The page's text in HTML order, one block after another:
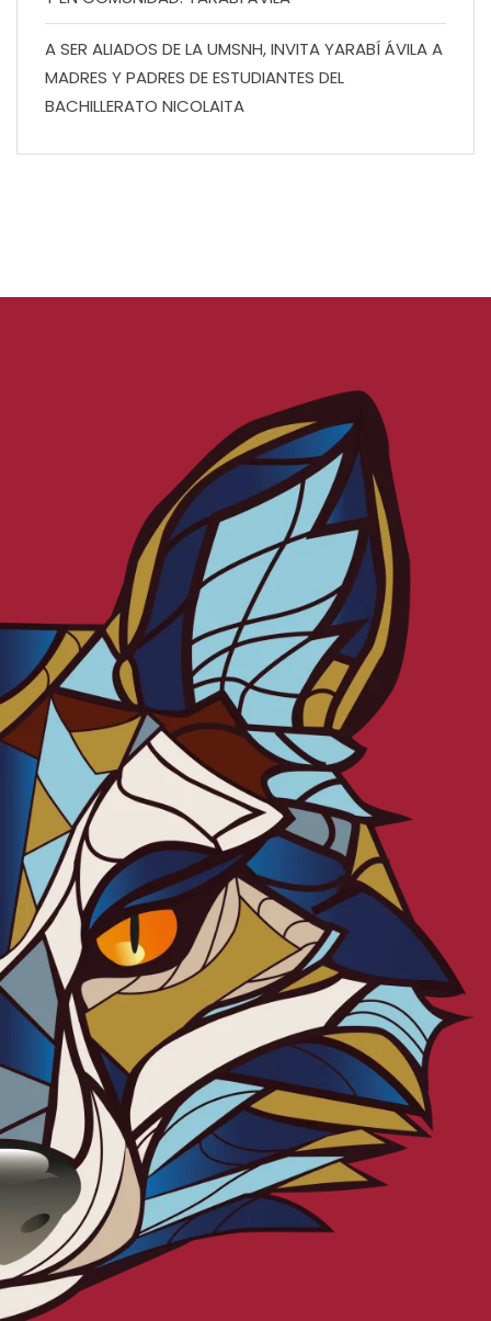
A SER ALIADOS DE LA UMSNH, INVITA YARABÍ ÁVILA A
MADRES Y PADRES DE ESTUDIANTES DEL
BACHILLERATO NICOLAITA